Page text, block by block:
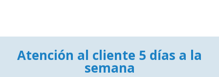
Atención al cliente 5 días a la
semana